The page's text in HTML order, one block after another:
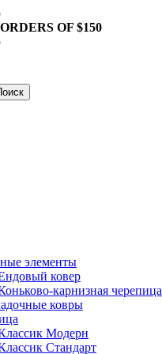
OF $150
элементы
ковер
карнизная черепица
ковры
Модерн
Стандарт